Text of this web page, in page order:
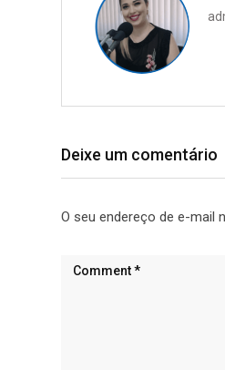
Deixe um comentário
O seu endereço de e-mail